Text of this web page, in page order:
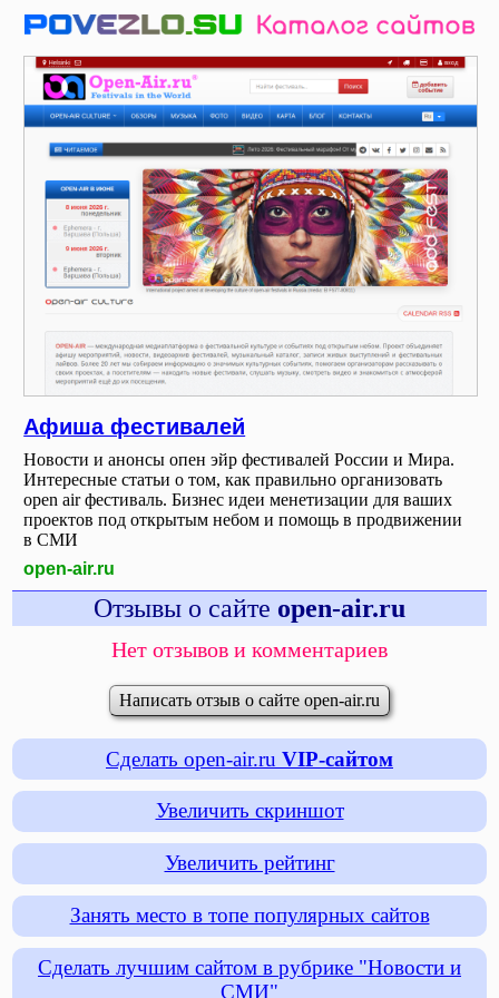
Афиша фестивалей
Новости и анонсы опен эйр фестивалей России и Мира.
Интересные статьи о том, как правильно организовать
open air фестиваль. Бизнес идеи менетизации для ваших
проектов под открытым небом и помощь в продвижении
в СМИ
open-air.ru
Отзывы о сайте open-air.ru
Нет отзывов и комментариев
Написать отзыв о сайте open-air.ru
Сделать open-air.ru VIP-сайтом
Увеличить скриншот
Увеличить рейтинг
Занять место в топе популярных сайтов
Сделать лучшим сайтом в рубрике "Новости и
СМИ"